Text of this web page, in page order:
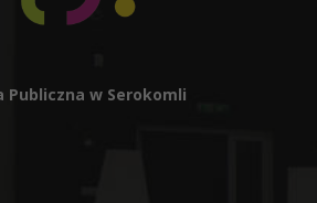
Publiczna w Serokomli